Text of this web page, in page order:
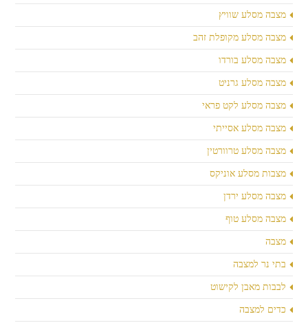
מצבה מסלע שוויץ
מצבה מסלע מקופלת זהב
מצבה מסלע בורדו
מצבה מסלע גרניט
מצבה מסלע לקט פראי
מצבה מסלע אסייתי
מצבה מסלע טרוורטין
מצבות מסלע אוניקס
מצבה מסלע ירדן
מצבה מסלע טוף
מצבה
בתי נר למצבה
לבבות מאבן לקישוט
כדים למצבה